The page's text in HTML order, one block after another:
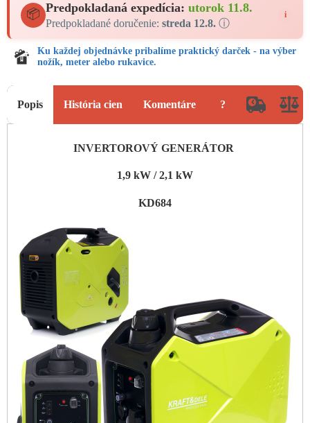
📦 Predpokladaná expedícia: utorok 11.8.
Predpokladané doručenie: streda 12.8. ⓘ
i
Ku každej objednávke pribalíme praktický darček - na výber
nožík, meter alebo rukavice.
Popis História cien Komentáre ?
INVERTOROVÝ GENERÁTOR
1,9 kW / 2,1 kW
KD684